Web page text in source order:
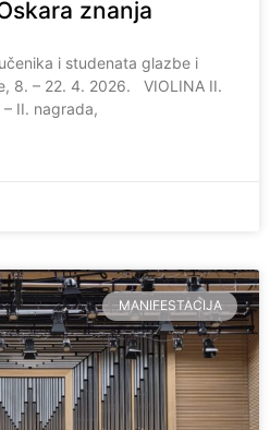
znanja
i studenata glazbe i
8. – 22. 4. 2026. VIOLINA II.
II. nagrada,
MANIFESTACIJA